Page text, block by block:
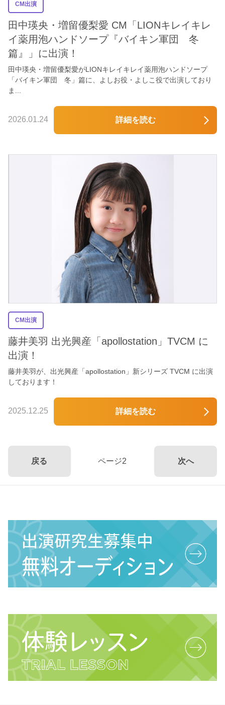
CM出演
田中瑛央・増留優梨愛 CM「LIONキレイキレ
イ薬用泡ハンドソープ『バイキン軍団 冬
篇』」に出演！
田中瑛央・増留優梨愛がLIONキレイキレイ薬用泡ハンドソープ
「バイキン軍団 冬」篇に、よしお役・よしこ役で出演しており
ま...
2026.01.24 詳細を読む
CM出演
藤井美羽 出光興産「apollostation」TVCM に
出演！
藤井美羽が、出光興産「apollostation」新シリーズ TVCM に出演
しております！
2025.12.25 詳細を読む
戻る ページ2 次へ